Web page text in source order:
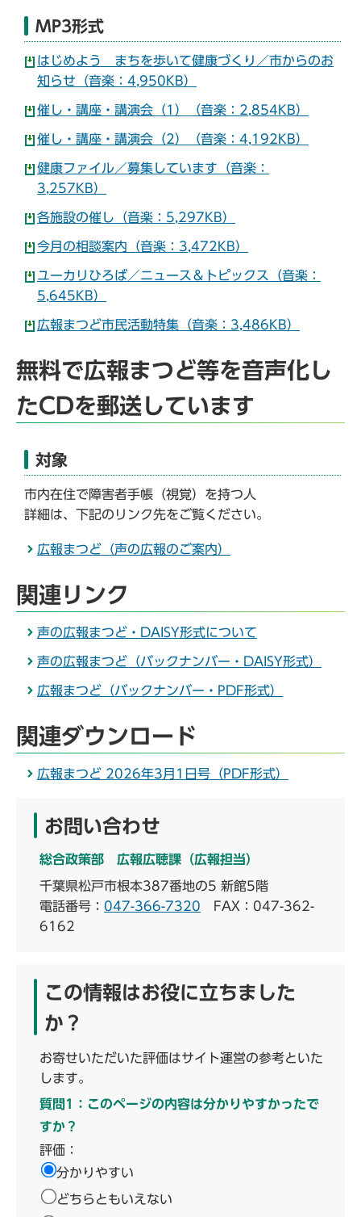
MP3形式
はじめよう まちを歩いて健康づくり／市からのお
知らせ（音楽：4,950KB）
催し・講座・講演会（1）（音楽：2,854KB）
催し・講座・講演会（2）（音楽：4,192KB）
健康ファイル／募集しています（音楽：
3,257KB）
各施設の催し（音楽：5,297KB）
今月の相談案内（音楽：3,472KB）
ユーカリひろば／ニュース＆トピックス（音楽：
5,645KB）
広報まつど市民活動特集（音楽：3,486KB）
無料で広報まつど等を音声化し
たCDを郵送しています
対象
市内在住で障害者手帳（視覚）を持つ人
詳細は、下記のリンク先をご覧ください。
広報まつど（声の広報のご案内）
関連リンク
声の広報まつど・DAISY形式について
声の広報まつど（バックナンバー・DAISY形式）
広報まつど（バックナンバー・PDF形式）
関連ダウンロード
広報まつど 2026年3月1日号（PDF形式）
お問い合わせ
総合政策部 広報広聴課（広報担当）
千葉県松戸市根本387番地の5 新館5階
電話番号： 047-366-7320 FAX：047-362-
6162
この情報はお役に立ちました
か？
お寄せいただいた評価はサイト運営の参考といた
します。
質問1：このページの内容は分かりやすかったで
すか？
評価：
分かりやすい
どちらともいえない